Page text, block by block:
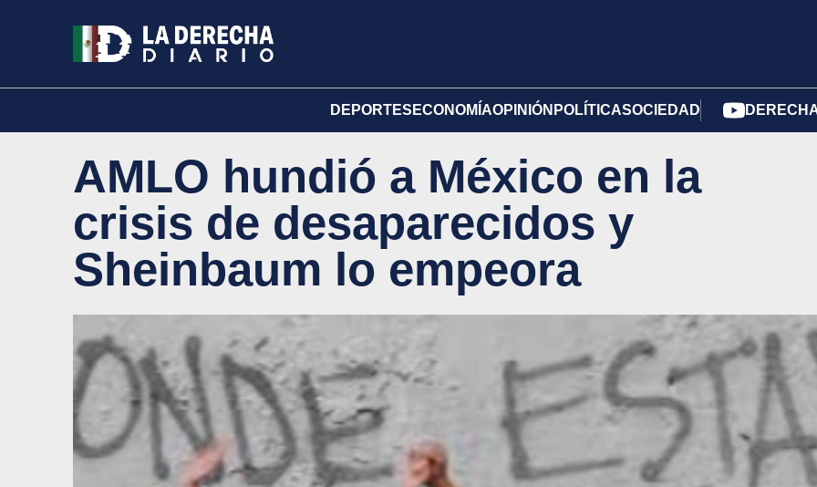
DEPORTES ECONOMÍAOPINIÓN POLÍTICASOCIEDAD
AMLO hundió a México en la
crisis de desaparecidos y
Sheinbaum lo empeora